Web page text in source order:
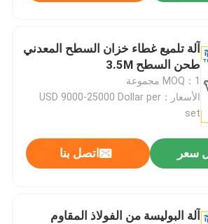
آلة تلميع غطاء خزان السطح المعدني
طحن السطح 3.5M
MOQ：1 مجموعة
الأسعار：USD 9000-25000 Dollar per
set
سعر اتصل بنا
آلة البوليسة من الفولاذ المقاوم